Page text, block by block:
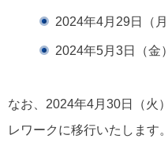
2024年4月29日（月
2024年5月3日（金
なお、2024年4月30日（火
レワークに移行いたします。